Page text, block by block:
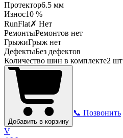
Протектор6.5 мм
Износ10 %
RunFlat✗ Нет
РемонтыРемонтов нет
ГрыжиГрыж нет
ДефектыБез дефектов
Количество шин в комплекте2 шт
Добавить в корзину
📞 Позвонить
V